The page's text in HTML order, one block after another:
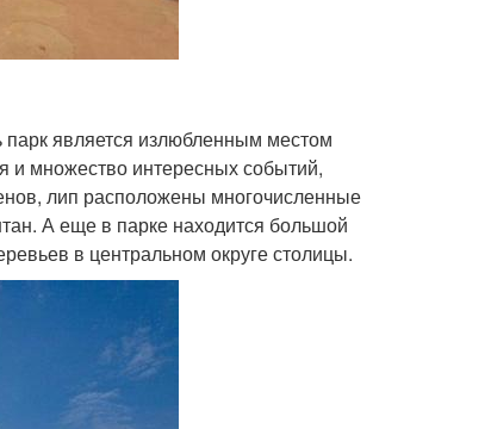
является излюбленным местом
и множество интересных событий,
лип расположены многочисленные
А еще в парке находится большой
в центральном округе столицы.